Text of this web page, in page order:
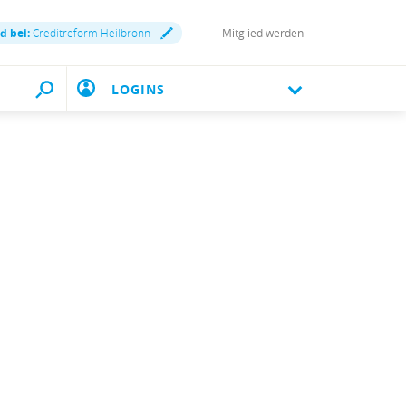
bei:Creditreform Heilbronn Mitglied werden
LOGINS